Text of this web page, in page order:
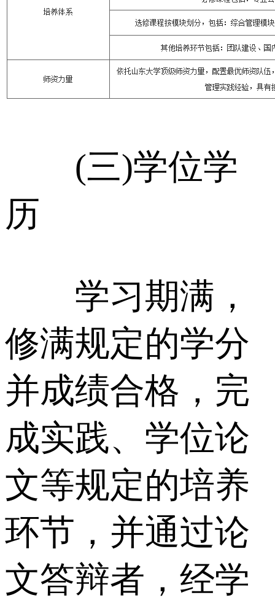
(三)学位学
历
学习期满，
修满规定的学分
并成绩合格，完
成实践、学位论
文等规定的培养
环节，并通过论
文答辩者，经学